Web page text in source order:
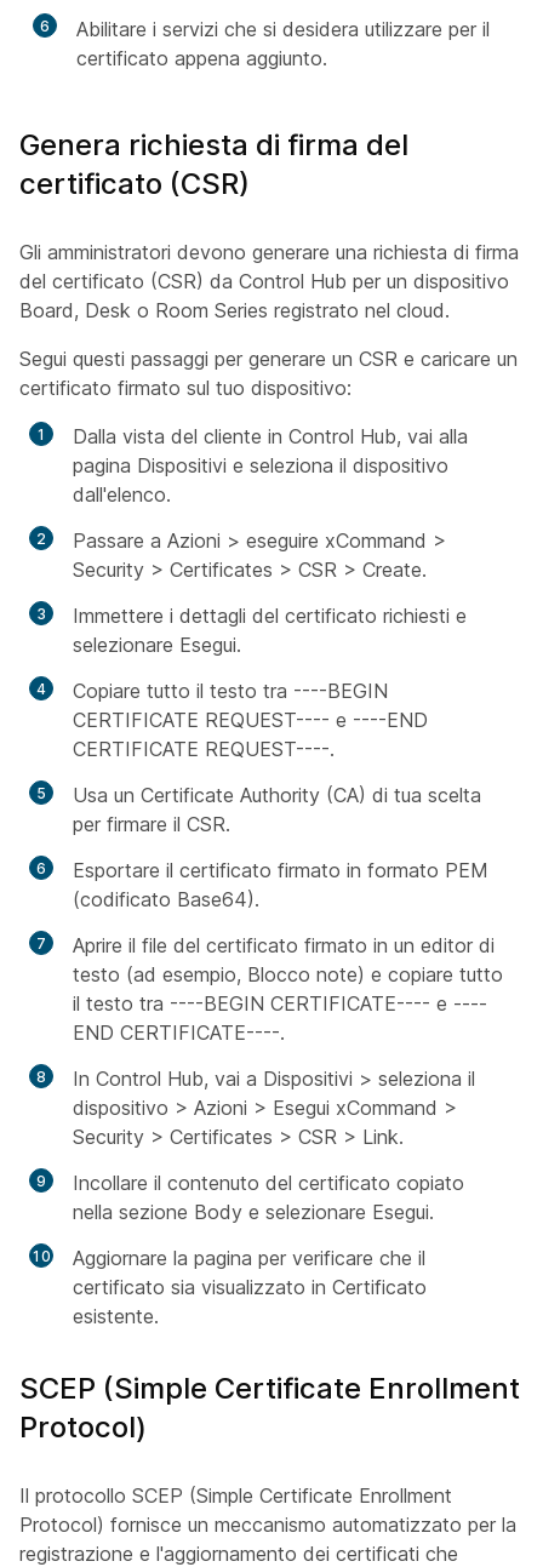
6
Abilitare i servizi che si desidera utilizzare per il
certificato appena aggiunto.
Genera richiesta di firma del
certificato (CSR)
Gli amministratori devono generare una richiesta di firma
del certificato (CSR) da Control Hub per un dispositivo
Board, Desk o Room Series registrato nel cloud.
Segui questi passaggi per generare un CSR e caricare un
certificato firmato sul tuo dispositivo:
Dalla vista del cliente in Control Hub, vai alla
pagina Dispositivi e seleziona il dispositivo
dall'elenco.
Passare a Azioni > eseguire xCommand >
Security > Certificates > CSR > Create.
Immettere i dettagli del certificato richiesti e
selezionare Esegui.
Copiare tutto il testo tra ----BEGIN
CERTIFICATE REQUEST---- e ----END
CERTIFICATE REQUEST----.
Usa un Certificate Authority (CA) di tua scelta
per firmare il CSR.
Esportare il certificato firmato in formato PEM
(codificato Base64).
Aprire il file del certificato firmato in un editor di
testo (ad esempio, Blocco note) e copiare tutto
il testo tra ----BEGIN CERTIFICATE---- e ----
END CERTIFICATE----.
In Control Hub, vai a Dispositivi > seleziona il
dispositivo > Azioni > Esegui xCommand >
Security > Certificates > CSR > Link.
Incollare il contenuto del certificato copiato
nella sezione Body e selezionare Esegui.
Aggiornare la pagina per verificare che il
certificato sia visualizzato in Certificato
esistente.
SCEP (Simple Certificate Enrollment
Protocol)
Il protocollo SCEP (Simple Certificate Enrollment
Protocol) fornisce un meccanismo automatizzato per la
registrazione e l'aggiornamento dei certificati che